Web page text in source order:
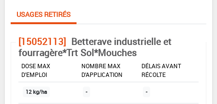
USAGES RETIRÉS
[15052113] Betterave industrielle et
fourragère*Trt Sol*Mouches
DOSE MAX
D'EMPLOI
NOMBRE MAX
D'APPLICATION
DÉLAIS AVANT
RÉCOLTE
12 kg/ha - -